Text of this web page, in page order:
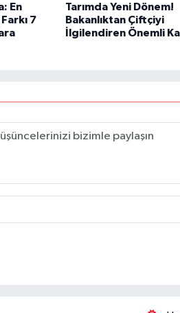
En
7
Tarımda Yeni Dönem!
Bakanlıktan Çiftçiyi
İlgilendiren Önemli